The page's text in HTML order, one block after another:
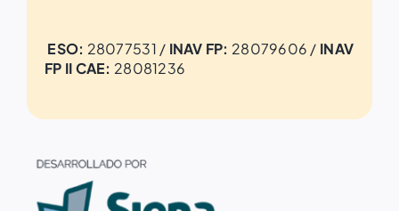
ESO: 28077531 / INAV FP: 28079606 / INAV
FP II CAE: 28081236